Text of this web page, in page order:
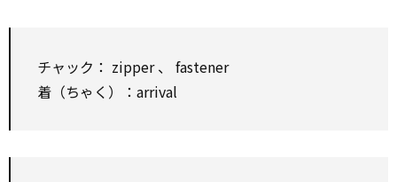
チャック： zipper、 fastener
着（ちゃく）：arrival